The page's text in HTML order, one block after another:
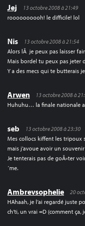
Jej
13 octobre 2008 à 21:49
roooooooooh! le difficile! lol
Nis
13 octobre 2008 à 21:54
Alors lÃ je peux pas laisser
Mais bordel tu peux pas jeter
Y a des mecs qui te butterais
Arwen
13 octobre 2008 à
Huhuhu… la finale nationale
seb
13 octobre 2008 à 23:30
Mes collocs kiffent les tripoux
mais j’avoue avoir un
Je tenterais pas de goÃ»ter
´me.
Ambrevsophelie
20
HAhaah, je l’ai regardé juste
ch’ti, un vrai =D (comment ça,